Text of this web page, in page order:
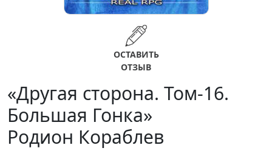
ОСТАВИТЬ
ОТЗЫВ
«Другая сторона. Том-16.
Большая Гонка»
Родион Кораблев